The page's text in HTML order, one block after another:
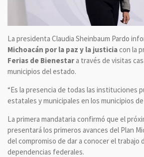
La presidenta Claudia Sheinbaum Pardo
Michoacán por la paz y la justiciacon la
Ferias de Bienestar a través de visitas
municipios del estado.
“Es la presencia de todas las instituciones
estatales y municipales en los municipios de
La primera mandataria confirmó que el
presentará los primeros avances del Plan
del compromiso de dar a conocer el trabajo
dependencias federales.